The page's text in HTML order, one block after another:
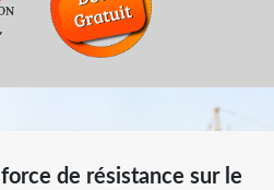
de résistance sur le